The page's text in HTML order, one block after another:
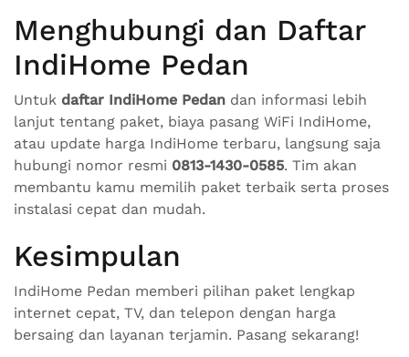
Menghubungi dan Daftar
IndiHome Pedan
Untuk daftar IndiHome Pedan dan informasi lebih
lanjut tentang paket, biaya pasang WiFi IndiHome,
atau update harga IndiHome terbaru, langsung saja
hubungi nomor resmi 0813-1430-0585. Tim akan
membantu kamu memilih paket terbaik serta proses
instalasi cepat dan mudah.
Kesimpulan
IndiHome Pedan memberi pilihan paket lengkap
internet cepat, TV, dan telepon dengan harga
bersaing dan layanan terjamin. Pasang sekarang!